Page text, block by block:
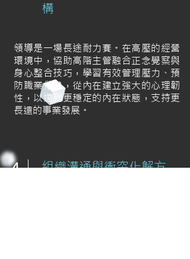
構
領導是一場長途耐力賽。在高壓的經營
環境中，協助高階主管融合正念覺察與
身心整合技巧，學習有效管理壓力、預
防職業倦怠，從內在建立強大的心理韌
性，以達到更穩定的內在狀態，支持更
長遠的事業發展。
4
組織溝通與衝突化解方